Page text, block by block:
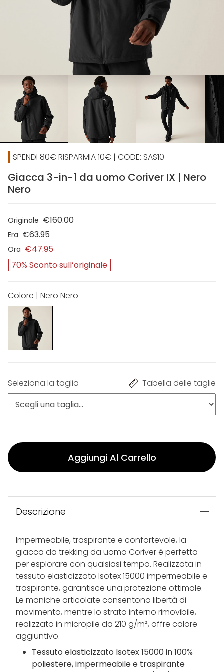
chevron_right
SPENDI 80€ RISPARMIA 10€ | CODE: SAS10
Giacca 3-in-1 da uomo Coriver IX | Nero
Nero
Originale €160.00
Era €63.95
Ora €47.95
70% Sconto sull’originale
Colore | Nero Nero
Seleziona la taglia Tabella delle taglie
Aggiungi Al Carrello
Descrizione
Impermeabile, traspirante e confortevole, la
giacca da trekking da uomo Coriver è perfetta
per esplorare con qualsiasi tempo. Realizzata in
tessuto elasticizzato Isotex 15000 impermeabile e
traspirante, garantisce una protezione ottimale.
Le maniche articolate consentono libertà di
movimento, mentre lo strato interno rimovibile,
realizzato in micropile da 210 g/m², offre calore
aggiuntivo.
Tessuto elasticizzato Isotex 15000 in 100%
poliestere, impermeabile e traspirante